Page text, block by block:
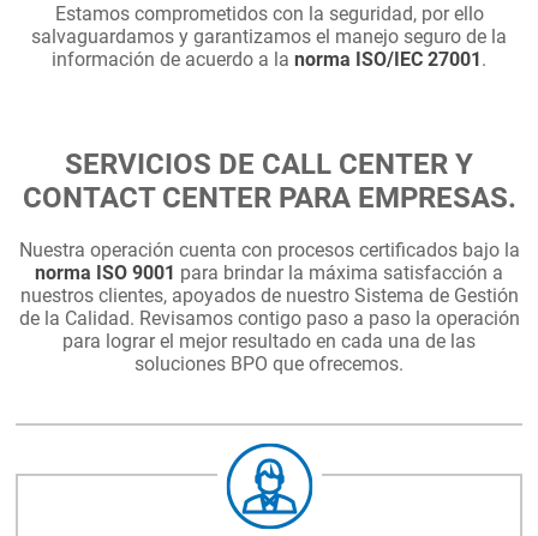
Estamos comprometidos con la seguridad, por ello
salvaguardamos y garantizamos el manejo seguro de la
información de acuerdo a la norma ISO/IEC 27001.
SERVICIOS DE CALL CENTER Y
CONTACT CENTER PARA EMPRESAS.
Nuestra operación cuenta con procesos certificados bajo la
norma ISO 9001 para brindar la máxima satisfacción a
nuestros clientes, apoyados de nuestro Sistema de Gestión
de la Calidad. Revisamos contigo paso a paso la operación
para lograr el mejor resultado en cada una de las
soluciones BPO que ofrecemos.